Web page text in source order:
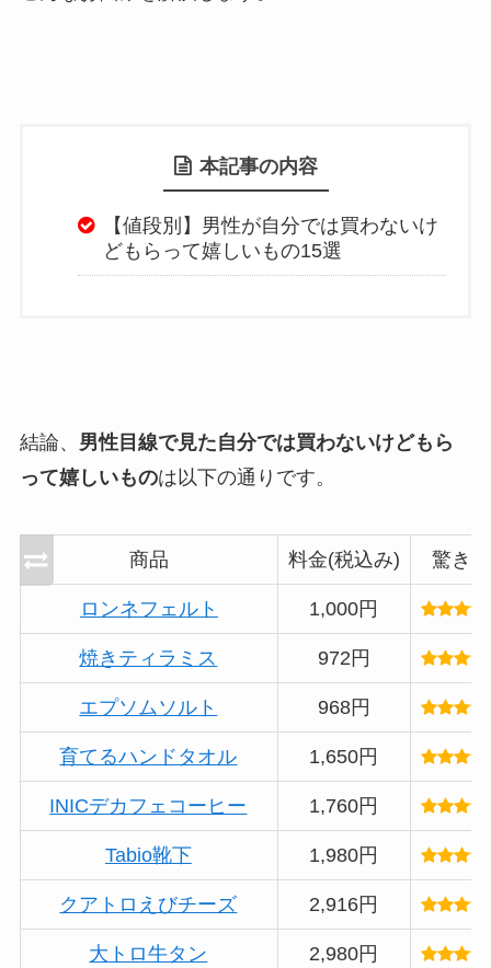
本記事の内容
【値段別】男性が自分では買わないけ
どもらって嬉しいもの15選
結論、 男性目線で見た自分では買わないけどもら
って嬉しいものは以下の通りです。
商品 料金(税込み) 驚き度
ロンネフェルト 1,000円
焼きティラミス 972円
エプソムソルト 968円
育てるハンドタオル 1,650円
INICデカフェコーヒー 1,760円
Tabio靴下 1,980円
クアトロえびチーズ 2,916円
大トロ牛タン 2,980円